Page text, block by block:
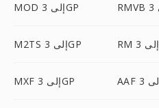
MOD إلى 3GP
M2TS إلى 3GP
MXF إلى 3GP